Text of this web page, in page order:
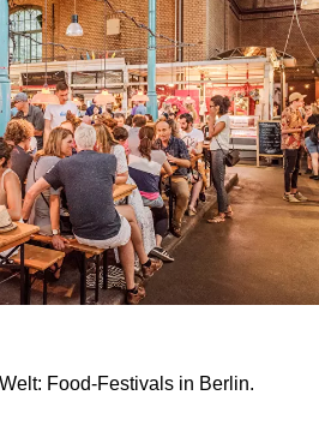
Food-Festivals in Berlin.